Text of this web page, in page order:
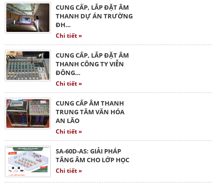
CUNG CẤP, LẮP ĐẶT ÂM
THANH DỰ ÁN TRƯỜNG
ĐH…
Chi tiết »
CUNG CẤP, LẮP ĐẶT ÂM
THANH CÔNG TY VIỄN
ĐÔNG…
Chi tiết »
CUNG CẤP ÂM THANH
TRUNG TÂM VĂN HÓA
AN LÃO
Chi tiết »
SA-60D-AS: GIẢI PHÁP
TĂNG ÂM CHO LỚP HỌC
Chi tiết »